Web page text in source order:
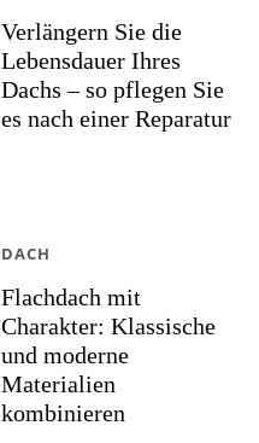
Verlängern Sie die
Lebensdauer Ihres
Dachs – so pflegen Sie
es nach einer Reparatur
Flachdach mit
Charakter: Klassische
und moderne
Materialien
kombinieren
DACH